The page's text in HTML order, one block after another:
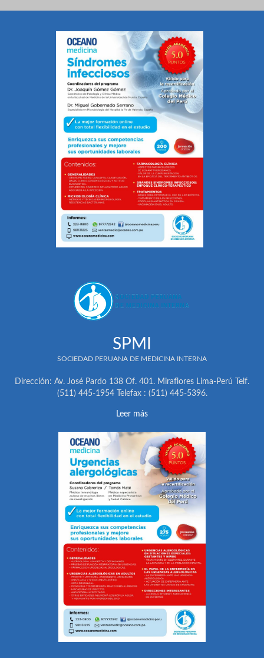
SPMI
SOCIEDAD PERUANA DE MEDICINA INTERNA
Dirección: Av. José Pardo 138 Of. 401. Miraflores Lima-Perú Telf.
(511) 445-1954 Telefax : (511) 445-5396.
Leer más